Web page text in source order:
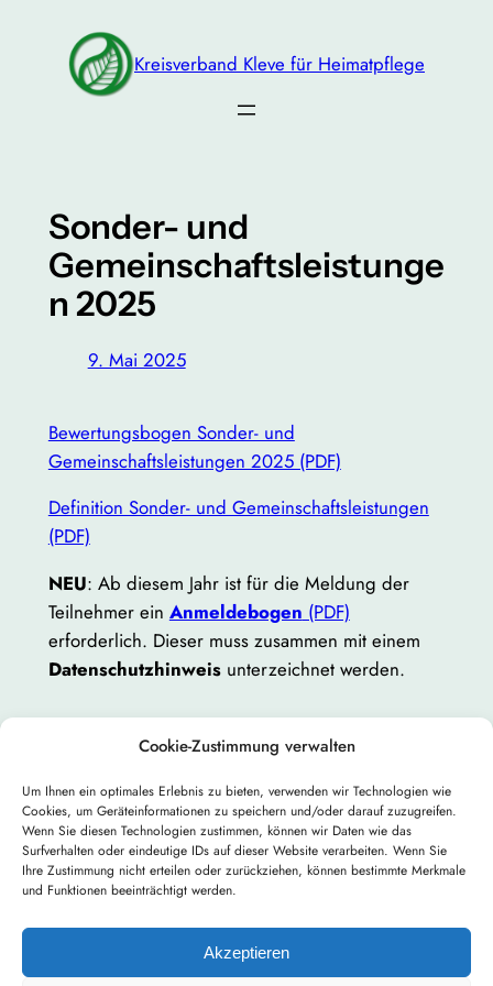
Cookie-Zustimmung verwalten
Um Ihnen ein optimales Erlebnis zu bieten, verwenden wir Technologien wie
Cookies, um Geräteinformationen zu speichern und/oder darauf zuzugreifen.
Wenn Sie diesen Technologien zustimmen, können wir Daten wie das
Surfverhalten oder eindeutige IDs auf dieser Website verarbeiten. Wenn Sie
Ihre Zustimmung nicht erteilen oder zurückziehen, können bestimmte Merkmale
und Funktionen beeinträchtigt werden.
Akzeptieren
springen
Kreisverband Kleve für Heimatpflege
Sonder- und
Gemeinschaftsleistunge
n 2025
9. Mai 2025
Bewertungsbogen Sonder- und
Gemeinschaftsleistungen 2025 (PDF)
Definition Sonder- und Gemeinschaftsleistungen
(PDF)
NEU: Ab diesem Jahr ist für die Meldung der
Teilnehmer ein Anmeldebogen (PDF)
erforderlich. Dieser muss zusammen mit einem
Datenschutzhinweisunterzeichnet werden.
←
Vorheriger:
Naturgarten 2025
Nächster:
Vorgarten 2025
→